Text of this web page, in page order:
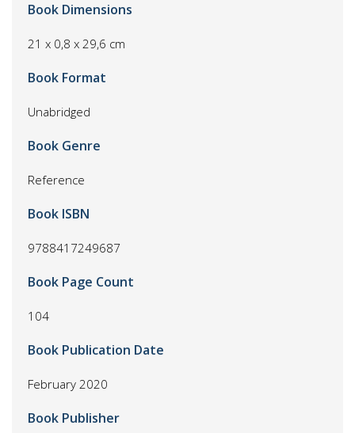
Book Dimensions
21 x 0,8 x 29,6 cm
Book Format
Unabridged
Book Genre
Reference
Book ISBN
9788417249687
Book Page Count
104
Book Publication Date
February 2020
Book Publisher